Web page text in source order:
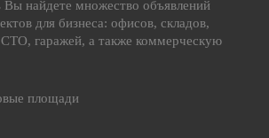
найдете множество объявлений
для бизнеса: офисов, складов,
гаражей, а также коммерческую
площади